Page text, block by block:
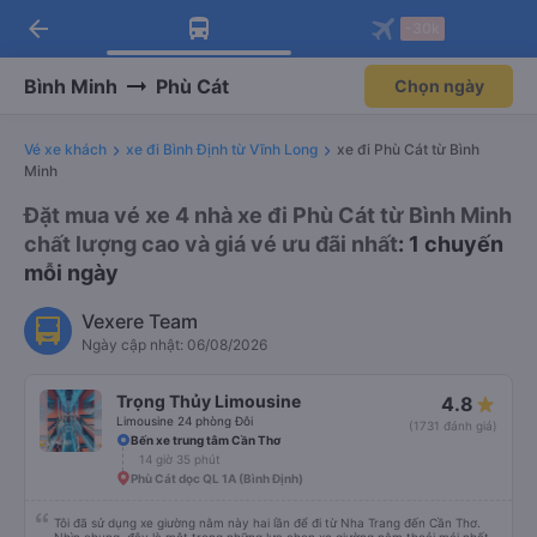
Tải app Vexere ngay!
Nhận ưu đãi thành viên độc
Mở app
Tải app Vexere
-30k/ghế khi đặt vé máy bay qua
Mở app
arrow_back
Bình Minh Phù Cát Chọn ngày
Vé xe khách xe đi Bình Định từ Vĩnh Long
xe đi Phù Cát từ Bình
Minh
Đặt mua vé xe 4 nhà xe đi Phù Cát từ Bình Minh
chất lượng cao và giá vé ưu đãi nhất: 1 chuyến
mỗi ngày
Vexere Team
Ngày cập nhật: 06/08/2026
Trọng Thủy Limousine
Limousine 24 phòng Đôi
4.8
(1731 đánh giá)
Bến xe trung tâm Cần Thơ
14 giờ 35 phút
Phù Cát dọc QL 1A (Bình Định)
Tôi đã sử dụng xe giường nằm này hai lần để đi từ Nha Trang đến Cần Thơ.